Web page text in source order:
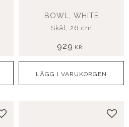
BOWL, WHITE
Skål, 26 cm
929 KR
Lägg till i favoriter